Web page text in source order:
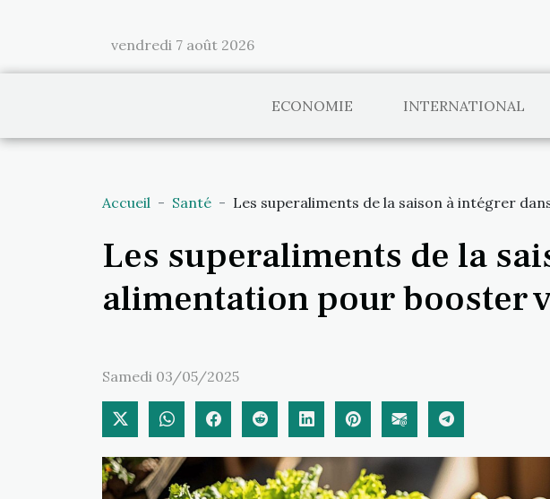
vendredi 7 août 2026
ECONOMIE INTERNATIONAL
Accueil Santé Les superaliments de la saison à intégrer
Les superaliments de la
alimentation pour booster
Samedi 03/05/2025